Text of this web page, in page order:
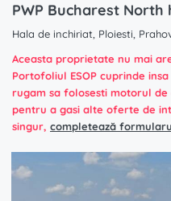
PWP Bucharest North
Hala de inchiriat, Ploiesti,
Aceasta proprietate nu mai
Portofoliul ESOP cuprinde
rugam sa folosesti motorul de
pentru a gasi alte oferte de
singur, completează